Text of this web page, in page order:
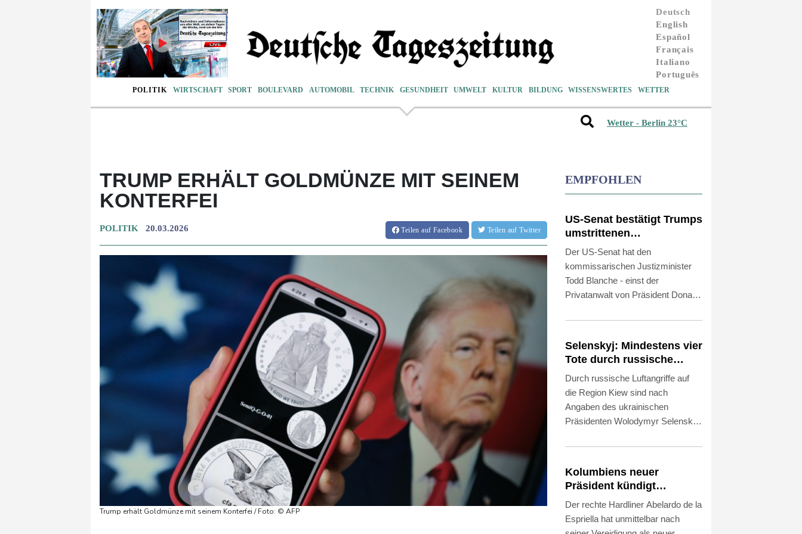
Deutsch
English
Español
Français
Italiano
Português
POLITIK WIRTSCHAFT SPORT BOULEVARD AUTOMOBIL TECHNIK GESUNDHEIT UMWELT KULTUR BILDUNG WISSENSWERTES WETTER
Wetter - Berlin 23°C
TRUMP ERHÄLT GOLDMÜNZE MIT SEINEM
KONTERFEI
POLITIK 20.03.2026 Teilenauf Facebook Teilen auf Twitter
Trump erhält Goldmünze mit seinem Konterfei / Foto: © AFP
EMPFOHLEN
US-Senat bestätigt Trumps
umstrittenen
Justizminister Blanche
Der US-Senat hat den
kommissarischen Justizminister
Todd Blanche - einst der
Privatanwalt von Präsident Donald
erhielt mit 50 zu 49 Stimmen am
äußerst knappe Mehrheit.
Selenskyj: Mindestens vier
Tote durch russische
Angriffe in Region Kiew
Durch russische Luftangriffe auf
die Region Kiew sind nach
Angaben des ukrainischen
Präsidenten Wolodymyr Selenskyj
mindestens vier Menschen getötet
eine Großmutter, ein Großvater
und ihr dreijähriger Enkel getötet
worden, erklärte Selenskyj im
Onlinedienst X. Die staatlichen
Kolumbiens neuer
Präsident kündigt
"unermüdlichen" Kampf
gegen Drogengewalt an
Der rechte Hardliner Abelardo de la
Espriella hat unmittelbar nach